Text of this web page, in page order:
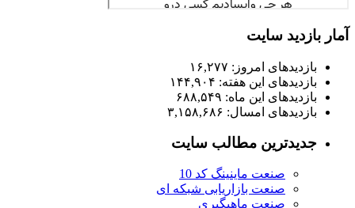
آمار بازدید سایت
بازدیدهای امروز: ۱۶,۲۷۷
بازدیدهای این هفته: ۱۴۴,۹۰۴
بازدیدهای این ماه: ۶۸۸,۵۴۹
بازدیدهای امسال: ۳,۱۵۸,۶۸۶
جدیدترین مطالب سایت
صنعت ماینینگ کد 10
صنعت بازاریابی شبکه ای
صنعت ماهیگیری